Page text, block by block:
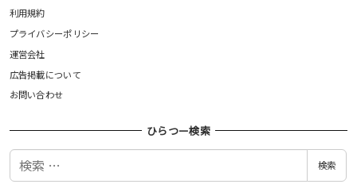
利用規約
プライバシーポリシー
運営会社
広告掲載について
お問い合わせ
ひらつー検索
検
検索